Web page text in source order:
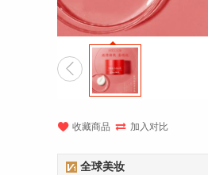

 收藏商品  加入对比
全球美妆